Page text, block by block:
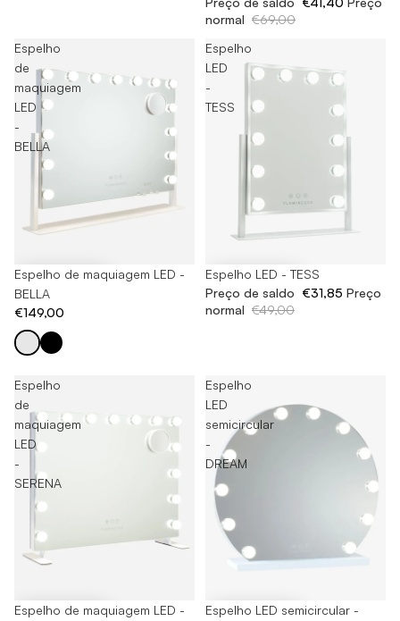
normal €69,00
Espelho
de
maquiagem
LED
-
BELLA
Espelho de maquiagem LED -
BELLA
€149,00
Espelho
LED
-
TESS
-35%
Espelho LED - TESS
Preço de saldo €31,85 Preço
normal €49,00
Espelho
de
maquiagem
LED
-
SERENA
Espelho de maquiagem LED -
Espelho
LED
semicircular
-
DREAM
-30%
Espelho LED semicircular -